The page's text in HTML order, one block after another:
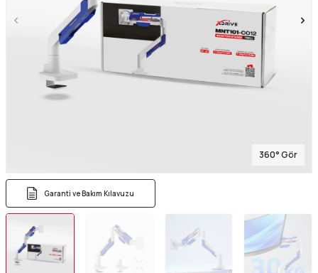
360° Gör
Garanti ve Bakım Kılavuzu